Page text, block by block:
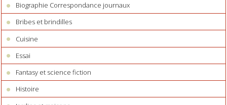
Biographie Correspondance journaux
Bribes et brindilles
Cuisine
Essai
Fantasy et science fiction
Histoire